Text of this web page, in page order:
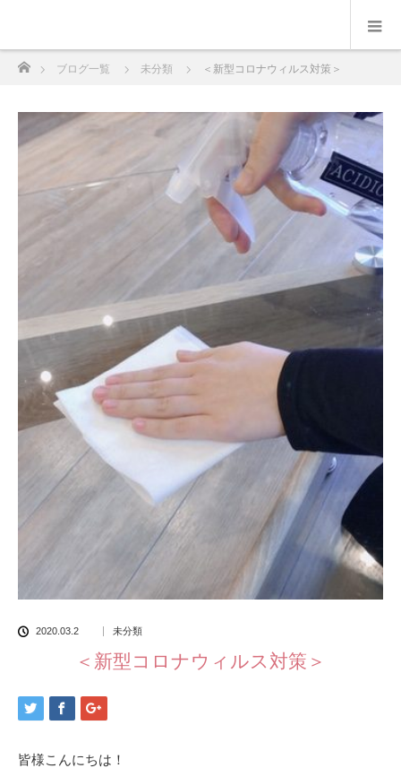
ブログ一覧 未分類 ＜新型コロナウィルス対策＞
2020.03.2 未分類
＜新型コロナウィルス対策＞
皆様こんにちは！